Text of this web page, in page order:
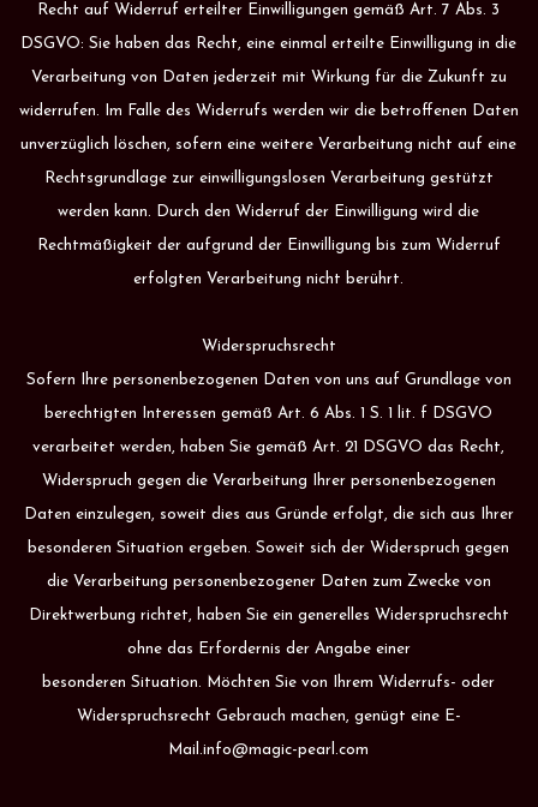
Recht auf Widerruf erteilter Einwilligungen gemäß Art. 7 Abs. 3
DSGVO: Sie haben das Recht, eine einmal erteilte Einwilligung in die
Verarbeitung von Daten jederzeit mit Wirkung für die Zukunft zu
widerrufen. Im Falle des Widerrufs werden wir die betroffenen Daten
unverzüglich löschen, sofern eine weitere Verarbeitung nicht auf eine
Rechtsgrundlage zur einwilligungslosen Verarbeitung gestützt
werden kann. Durch den Widerruf der Einwilligung wird die
Rechtmäßigkeit der aufgrund der Einwilligung bis zum Widerruf
erfolgten Verarbeitung nicht berührt.
Widerspruchsrecht
Sofern Ihre personenbezogenen Daten von uns auf Grundlage von
berechtigten Interessen gemäß Art. 6 Abs. 1 S. 1 lit. f DSGVO
verarbeitet werden, haben Sie gemäß Art. 21 DSGVO das Recht,
Widerspruch gegen die Verarbeitung Ihrer personenbezogenen
Daten einzulegen, soweit dies aus Gründe erfolgt, die sich aus Ihrer
besonderen Situation ergeben. Soweit sich der Widerspruch gegen
die Verarbeitung personenbezogener Daten zum Zwecke von
Direktwerbung richtet, haben Sie ein generelles Widerspruchsrecht
ohne das Erfordernis der Angabe einer
besonderen Situation. Möchten Sie von Ihrem Widerrufs- oder
Widerspruchsrecht Gebrauch machen, genügt eine E-
Mail.info@magic-pearl.com